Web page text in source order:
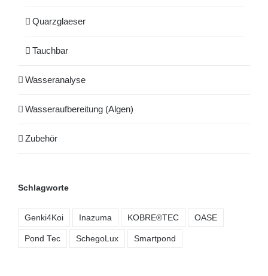
Quarzglaeser
Tauchbar
Wasseranalyse
Wasseraufbereitung (Algen)
Zubehör
Schlagworte
Genki4Koi Inazuma KOBRE®TEC OASE
Pond Tec SchegoLux Smartpond